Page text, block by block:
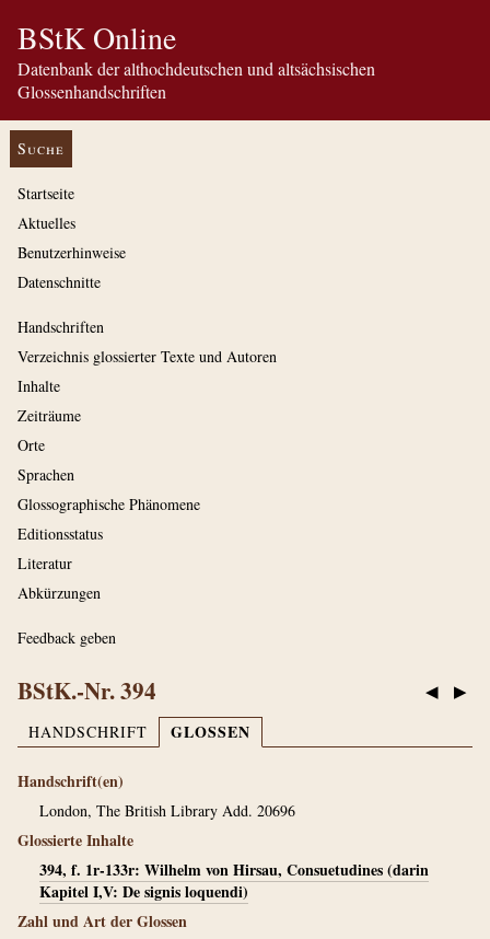
BStK Online
Datenbank der althochdeutschen und altsächsischen
Glossenhandschriften
Suche
Startseite
Aktuelles
Benutzerhinweise
Datenschnitte
Handschriften
Verzeichnis glossierter Texte und Autoren
Inhalte
Zeiträume
Orte
Sprachen
Glossographische Phänomene
Editionsstatus
Literatur
Abkürzungen
Feedback geben
◀ ▶
BStK.-Nr. 394
HANDSCHRIFT GLOSSEN
Handschrift(en)
London, The British Library Add. 20696
Glossierte Inhalte
394, f. 1r-133r: Wilhelm von Hirsau, Consuetudines (darin
Kapitel I,V: De signis loquendi)
Zahl und Art der Glossen